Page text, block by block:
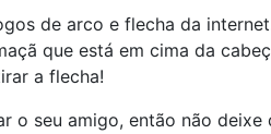
de arco e flecha da
que está em cima da
a flecha!
o seu amigo, então não deixe